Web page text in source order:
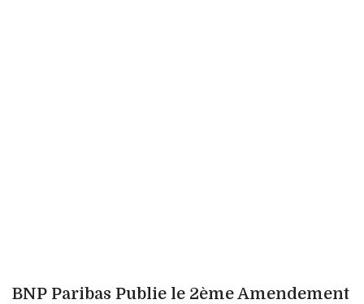
BNP Paribas Publie le 2ème Amendement